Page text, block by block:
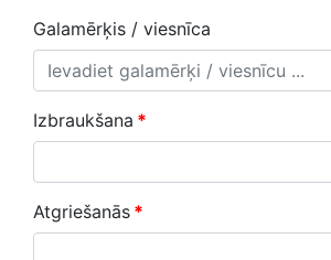
Galamērķis / viesnīca
Izbraukšana *
Atgriešanās *